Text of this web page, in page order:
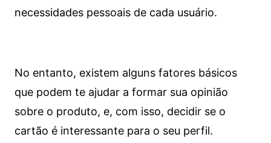
necessidades pessoais de cada usuário.
No entanto, existem alguns fatores básicos
que podem te ajudar a formar sua opinião
sobre o produto, e, com isso, decidir se o
cartão é interessante para o seu perfil.